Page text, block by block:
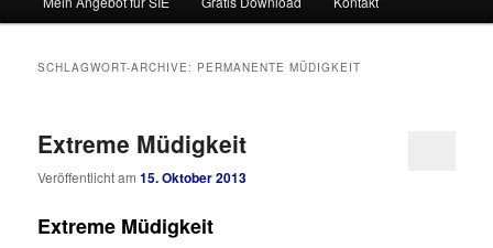
Inhalt
sekundären
SCHLAGWORT-ARCHIVE: PERMANENTE MÜDIGKEIT
Extreme Müdigkeit
Veröffentlicht am15. Oktober 2013
Extreme Müdigkeit